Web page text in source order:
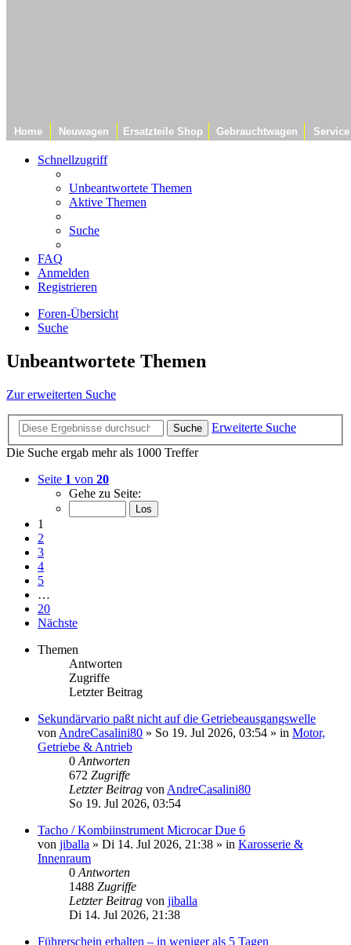
Home Neuwagen Ersatzteile Shop Gebrauchtwagen Service
Schnellzugriff
Unbeantwortete Themen
Aktive Themen
Suche
FAQ
Anmelden
Registrieren
Foren-Übersicht
Suche
Unbeantwortete Themen
Zur erweiterten Suche
Suche
Erweiterte Suche
Die Suche ergab mehr als 1000 Treffer
Seite 1 von 20
Gehe zu Seite:
1
2
3
4
5
…
20
Nächste
Themen
Antworten
Zugriffe
Letzter Beitrag
Sekundärvario paßt nicht auf die Getriebeausgangswelle
vonAndreCasalini80 » So 19. Jul 2026, 03:54 » in Motor,
Getriebe & Antrieb
0Antworten
672 Zugriffe
Letzter Beitrag vonAndreCasalini80
So 19. Jul 2026, 03:54
Tacho / Kombiinstrument Microcar Due 6
von jiballa » Di 14. Jul 2026, 21:38 » in Karosserie &
Innenraum
0Antworten
1488 Zugriffe
Letzter Beitrag von jiballa
Di 14. Jul 2026, 21:38
Führerschein erhalten – in weniger als 5 Tagen